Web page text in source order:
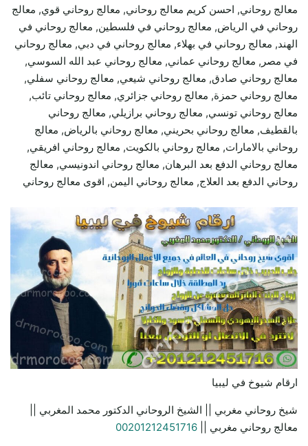
معالج روحاني, احسن كريم معالج روحاني, معالج روحاني قوي, معالج
روحاني في الرياض, معالج روحاني في فلسطين, معالج روحاني في
الهند, معالج روحاني في بهلاء, معالج روحاني في دبي, معالج روحاني
في مصر, معالج روحاني عماني, معالج روحاني عبد الله السوسي,
معالج روحاني صادق, معالج روحاني شيعي, معالج روحاني سفلي,
معالج روحاني حمزة, معالج روحاني جزائري, معالج روحاني تائب,
معالج روحاني تونسي, معالج روحاني برازيلي, معالج روحاني
بالقطيف, معالج روحاني بحريني, معالج روحاني بالرياض, معالج
روحاني بالامارات, معالج روحاني بالكويت, معالج روحاني افريقي,
معالج روحاني الدفع بعد البرهان, معالج روحاني اندونيسي, معالج
روحاني الدفع بعد العلاج, معالج روحاني اليمن, اقوى معالج روحاني
ارقام شيوخ في ليبيا
شيخ روحاني مغربي || الشيخ الروحاني الدكتور محمد المغربي ||
معالج روحاني مغربي || 00201212451716